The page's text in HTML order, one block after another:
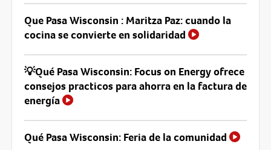
Que Pasa Wisconsin : Maritza Paz: cuando la
cocina se convierte en solidaridad
💡Qué Pasa Wisconsin: Focus on Energy ofrece
consejos practicos para ahorra en la factura de
energía
Qué Pasa Wisconsin: Feria de la comunidad